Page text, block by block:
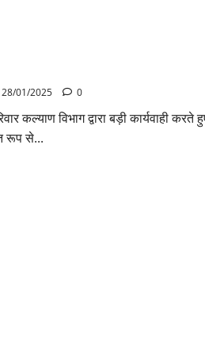
28/01/2025 0
कल्याण विभाग द्वारा बड़ी कार्यवाही करते
रूप से...